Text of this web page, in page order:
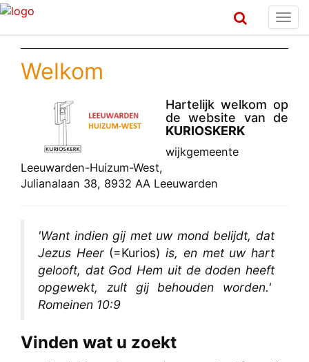
Welkom
Hartelijk welkom op
de website van de
KURIOSKERK
wijkgemeente
Leeuwarden-Huizum-West,
Julianalaan 38, 8932 AA Leeuwarden
'Want indien gij met uw mond belijdt, dat
Jezus Heer (=Kurios) is, en met uw hart
gelooft, dat God Hem uit de doden heeft
opgewekt, zult gij behouden worden.'
Romeinen 10:9
Vinden wat u zoekt